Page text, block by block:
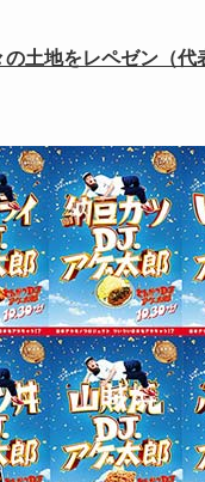
土地をレペゼン（